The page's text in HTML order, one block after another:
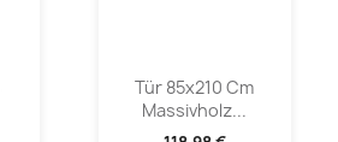
Tür 85x210 Cm
Massivholz...